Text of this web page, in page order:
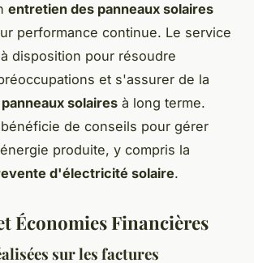
entretien des panneaux solaires
performance continue. Le service
disposition pour résoudre
et s'assurer de la
solaires à long terme.
de conseils pour gérer
produite, y compris la
d'électricité solaire.
Économies Financières
sur les factures